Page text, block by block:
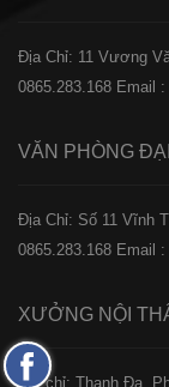
Địa Chỉ: 11 Vương
0865.283.168 Email
VĂN PHÒNG
Địa Chỉ: Số 11 Vĩnh
0865.283.168 Email
XƯỞNG NỘI
️Địa chỉ: Thanh Đa,
Fanpage